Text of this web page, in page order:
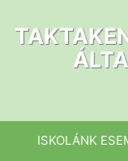
tartalomhoz
ISKOLÁNK